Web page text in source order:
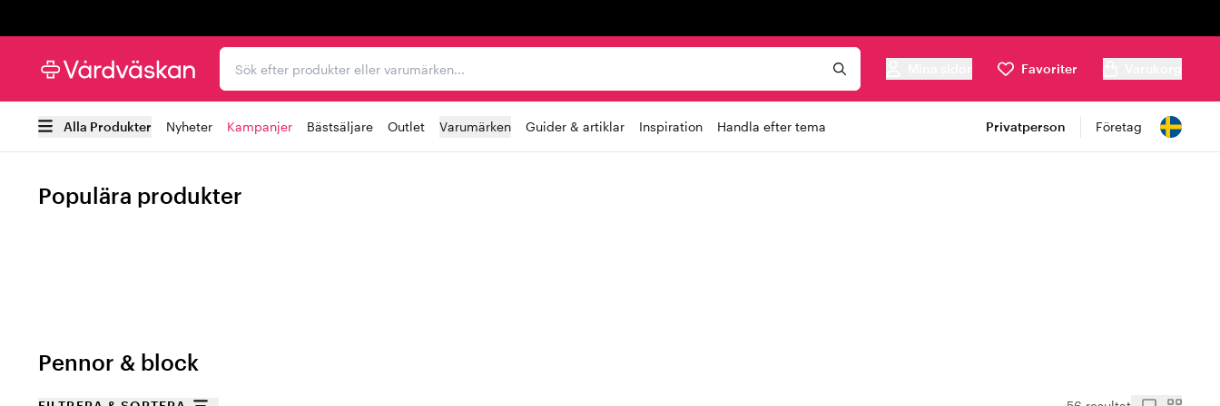
Sök efter produkter eller varumärken...
Favoriter
Alla Produkter Nyheter Kampanjer Bästsäljare Outlet Varumärken Guider & artiklar Inspiration Handla efter tema Privatperson Företag
Populära produkter
Pennor & block